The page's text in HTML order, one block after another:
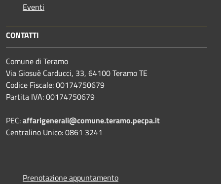
Eventi
CONTATTI
Comune di Teramo
Via Giosuè Carducci, 33, 64100 Teramo TE
Codice Fiscale: 00174750679
Partita IVA: 00174750679
PEC:affarigenerali@comune.teramo.pecpa.it
Centralino Unico: 0861 3241
Prenotazione appuntamento